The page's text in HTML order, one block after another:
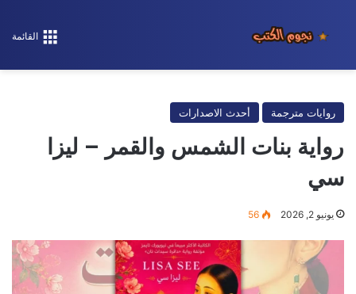
القائمة
روايات مترجمة أحدث الاصدارات
رواية بنات الشمس والقمر – ليزا
سي
يونيو 2, 2026 56